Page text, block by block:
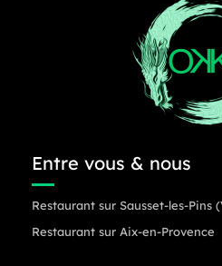
Entre vous & nous
Restaurant sur Sausset-les-Pins
Restaurant sur Aix-en-Provence